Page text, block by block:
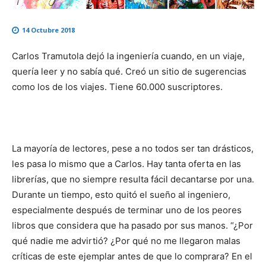
14 Octubre 2018
Carlos Tramutola dejó la ingeniería cuando, en un viaje,
quería leer y no sabía qué. Creó un sitio de sugerencias
como los de los viajes. Tiene 60.000 suscriptores.
La mayoría de lectores, pese a no todos ser tan drásticos,
les pasa lo mismo que a Carlos. Hay tanta oferta en las
librerías, que no siempre resulta fácil decantarse por una.
Durante un tiempo, esto quitó el sueño al ingeniero,
especialmente después de terminar uno de los peores
libros que considera que ha pasado por sus manos. “¿Por
qué nadie me advirtió? ¿Por qué no me llegaron malas
críticas de este ejemplar antes de que lo comprara? En el